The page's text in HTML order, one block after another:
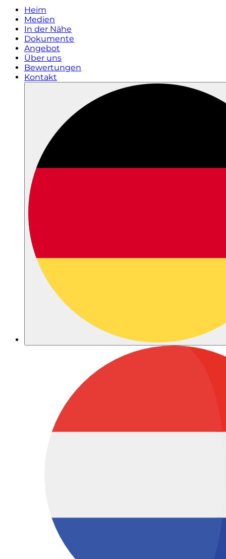
Heim
Medien
In der Nähe
Dokumente
Angebot
Über uns
Bewertungen
Kontakt